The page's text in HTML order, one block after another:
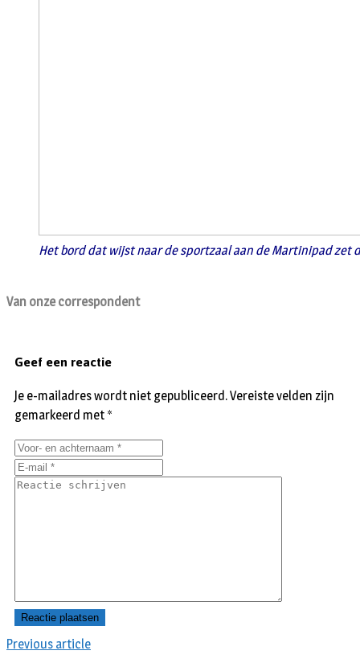
Het bord dat wijst naar de sportzaal aan de Martinipad zet
Van onze correspondent
Previous article
Geef een reactie
Je e-mailadres wordt niet gepubliceerd.Vereiste velden zijn
gemarkeerd met *